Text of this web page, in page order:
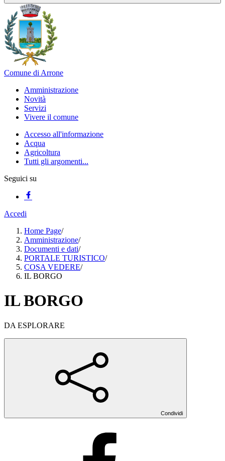
Comune di Arrone
Amministrazione
Novità
Servizi
Vivere il comune
Accesso all'informazione
Acqua
Agricoltura
Tutti gli argomenti...
Seguici su
Accedi
Home Page/
Amministrazione/
Documenti e dati/
PORTALE TURISTICO/
COSA VEDERE/
IL BORGO
IL BORGO
DA ESPLORARE
Condividi